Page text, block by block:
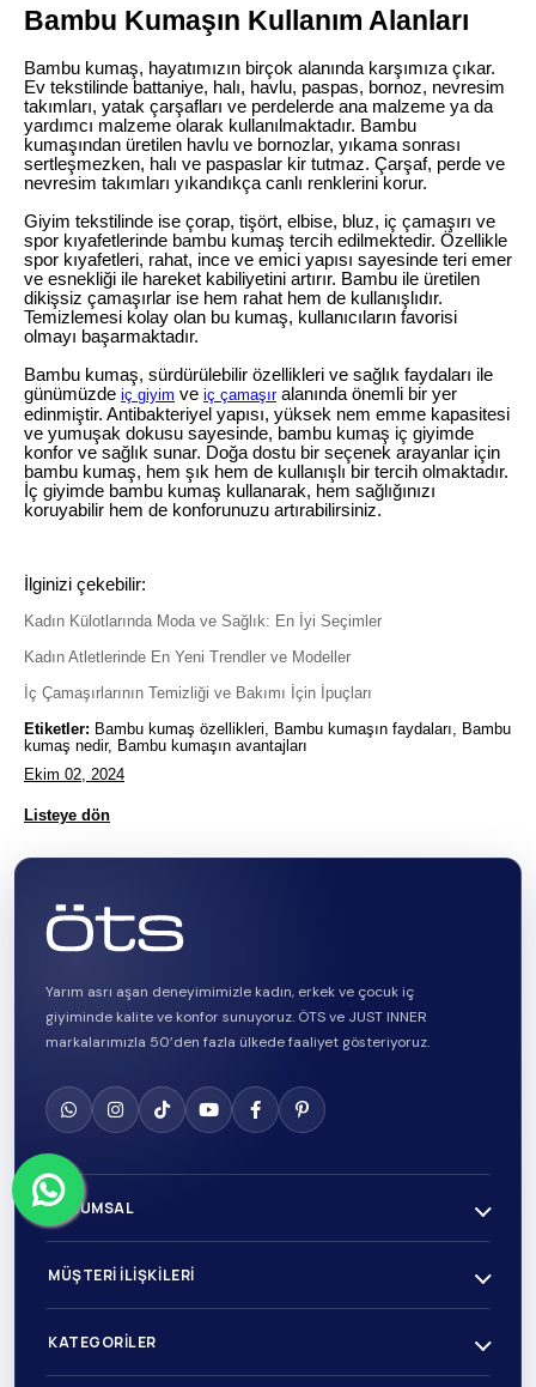
Bambu Kumaşın Kullanım Alanları
Bambu kumaş, hayatımızın birçok alanında karşımıza çıkar.
Ev tekstilinde battaniye, halı, havlu, paspas, bornoz, nevresim
takımları, yatak çarşafları ve perdelerde ana malzeme ya da
yardımcı malzeme olarak kullanılmaktadır. Bambu
kumaşından üretilen havlu ve bornozlar, yıkama sonrası
sertleşmezken, halı ve paspaslar kir tutmaz. Çarşaf, perde ve
nevresim takımları yıkandıkça canlı renklerini korur.
Giyim tekstilinde ise çorap, tişört, elbise, bluz, iç çamaşırı ve
spor kıyafetlerinde bambu kumaş tercih edilmektedir. Özellikle
spor kıyafetleri, rahat, ince ve emici yapısı sayesinde teri emer
ve esnekliği ile hareket kabiliyetini artırır. Bambu ile üretilen
dikişsiz çamaşırlar ise hem rahat hem de kullanışlıdır.
Temizlemesi kolay olan bu kumaş, kullanıcıların favorisi
olmayı başarmaktadır.
Bambu kumaş, sürdürülebilir özellikleri ve sağlık faydaları ile
günümüzde iç giyim ve iç çamaşıralanında önemli bir yer
edinmiştir. Antibakteriyel yapısı, yüksek nem emme kapasitesi
ve yumuşak dokusu sayesinde, bambu kumaş iç giyimde
konfor ve sağlık sunar. Doğa dostu bir seçenek arayanlar için
bambu kumaş, hem şık hem de kullanışlı bir tercih olmaktadır.
İç giyimde bambu kumaş kullanarak, hem sağlığınızı
koruyabilir hem de konforunuzu artırabilirsiniz.
İlginizi çekebilir:
Kadın Külotlarında Moda ve Sağlık: En İyi Seçimler
Kadın Atletlerinde En Yeni Trendler ve Modeller
İç Çamaşırlarının Temizliği ve Bakımı İçin İpuçları
Etiketler: Bambu kumaş özellikleri, Bambu kumaşın faydaları, Bambu
kumaş nedir, Bambu kumaşın avantajları
Ekim 02, 2024
Listeye dön
Yarım asrı aşan deneyimimizle kadın, erkek ve çocuk iç
giyiminde kalite ve konfor sunuyoruz. ÖTS ve JUST INNER
markalarımızla 50’den fazla ülkede faaliyet gösteriyoruz.
KURUMSAL
MÜŞTERI İLIŞKILERI
KATEGORILER